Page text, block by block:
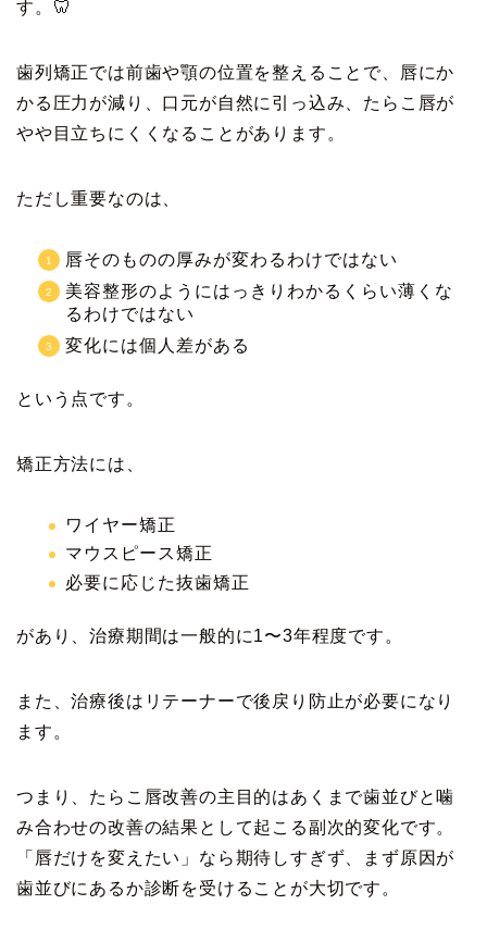
す。🦷
歯列矯正では前歯や顎の位置を整えることで、唇にか
かる圧力が減り、口元が自然に引っ込み、たらこ唇が
やや目立ちにくくなることがあります。
ただし重要なのは、
唇そのものの厚みが変わるわけではない
美容整形のようにはっきりわかるくらい薄くな
るわけではない
変化には個人差がある
という点です。
矯正方法には、
ワイヤー矯正
マウスピース矯正
必要に応じた抜歯矯正
があり、治療期間は一般的に1〜3年程度です。
また、治療後はリテーナーで後戻り防止が必要になり
ます。
つまり、たらこ唇改善の主目的はあくまで歯並びと噛
み合わせの改善の結果として起こる副次的変化です。
「唇だけを変えたい」なら期待しすぎず、まず原因が
歯並びにあるか診断を受けることが大切です。